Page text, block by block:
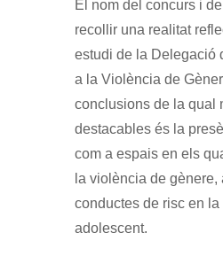
El nom del concurs i
recollir una realitat
estudi de la Delegació
a la Violència de
conclusions de la qual
destacables és la
com a espais en els
la violència de gènere,
conductes de risc en
adolescent.